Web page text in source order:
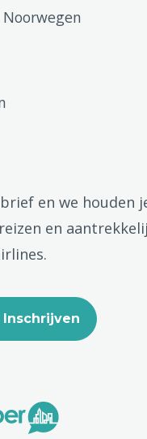
Noorwegen
en we houden
en
Inschrijven